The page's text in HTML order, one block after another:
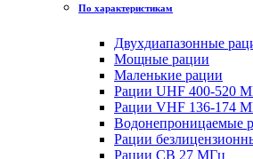
По характеристикам
Двухдиапазонные
Мощные рации
Маленькие рации
Рации UHF 400-520
Рации VHF 136-174
Водонепроницаемые
Рации
Рации CB 27 МГц